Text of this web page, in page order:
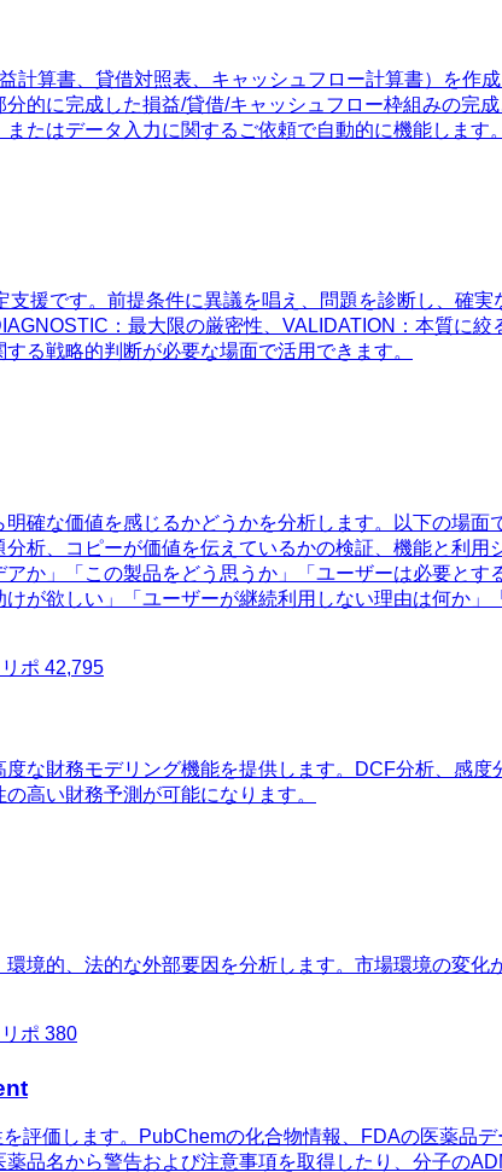
計算書、貸借対照表、キャッシュフロー計算書）を
的に完成した損益/貸借/キャッシュフロー枠組みの
たはデータ入力に関するご依頼で自動的に機能します。
支援です。前提条件に異議を唱え、問題を診断し、確
：最大限の厳密性、VALIDATION：本質に
る戦略的判断が必要な場面で活用できます。
確な価値を感じるかどうかを分析します。以下の場
析、コピーが価値を伝えているかの検証、機能と利
か」「この製品をどう思うか」「ユーザーは必要と
が欲しい」「ユーザーが継続利用しない理由は何か」
リポ 42,795
な財務モデリング機能を提供します。DCF分析、感
高い財務予測が可能になります。
境的、法的な外部要因を分析します。市場環境の変
リポ 380
評価します。PubChemの化合物情報、FDAの医薬品
品名から警告および注意事項を取得したり、分子の